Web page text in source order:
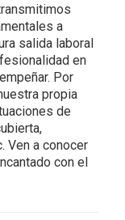
a
salida laboral
en
Por
propia
de
Ven a conocer
con el